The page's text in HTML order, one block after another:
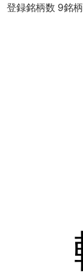
登録銘柄数 9銘柄